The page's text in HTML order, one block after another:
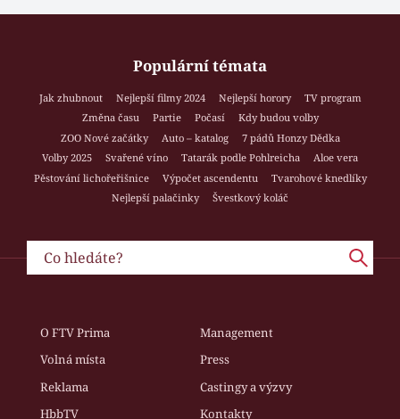
Populární témata
Jak zhubnout Nejlepší filmy 2024 Nejlepší horory
TV program
Změna času
Partie Počasí
Kdy budou volby
ZOO Nové začátky
Auto – katalog
7 pádů Honzy Dědka
Volby 2025
Svařené víno Tatarák podle Pohlreicha
Aloe vera
Pěstování lichořeřišnice
Výpočet ascendentu
Tvarohové knedlíky
Nejlepší palačinky
Švestkový koláč
O FTV Prima
Management
Volná místa
Press
Reklama
Castingy a výzvy
HbbTV
Kontakty